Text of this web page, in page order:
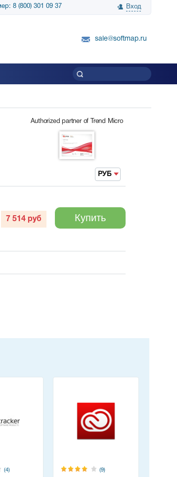
8 (800) 301 09 37 Вход
благодарность SoftMap за помощь в
sale@softmap.ru
Authorized partner of Trend Micro
РУБ
7 514 руб Купить
(4) (9)